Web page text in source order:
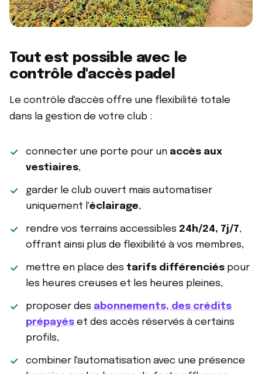
Tout est possible avec le
contrôle d'accès padel
Le contrôle d'accès offre une flexibilité totale
dans la gestion de votre club :
connecter une porte pour un accès aux
vestiaires,
garder le club ouvert mais automatiser
uniquement l'éclairage,
rendre vos terrains accessibles 24h/24, 7j/7,
offrant ainsi plus de flexibilité à vos membres,
mettre en place des tarifs différenciés pour
les heures creuses et les heures pleines,
proposer des abonnements, des crédits
prépayés et des accès réservés à certains
profils,
combiner l'automatisation avec une présence